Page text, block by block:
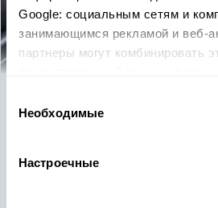
Google: социальным сетям и
занимающимся рекламой и веб-
партнеры могут комбинировать
вами их сервисов.
согласия
Необходимые
Настроечные
Используйте
быть в выигрыше
Надежность, эффективность и
ожидаемого результата, вы